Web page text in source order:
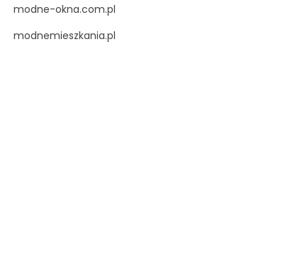
modne-okna.com.pl
modnemieszkania.pl